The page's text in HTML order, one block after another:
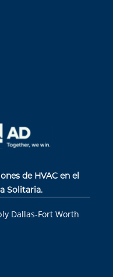
de HVAC en el
Solitaria.
Dallas-Fort Worth